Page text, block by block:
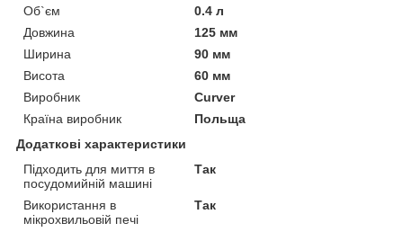
Об`єм
0.4 л
Довжина
125 мм
Ширина
90 мм
Висота
60 мм
Виробник
Curver
Країна виробник
Польща
Додаткові характеристики
Підходить для миття в
посудомийній машині
Так
Використання в
мікрохвильовій печі
Так